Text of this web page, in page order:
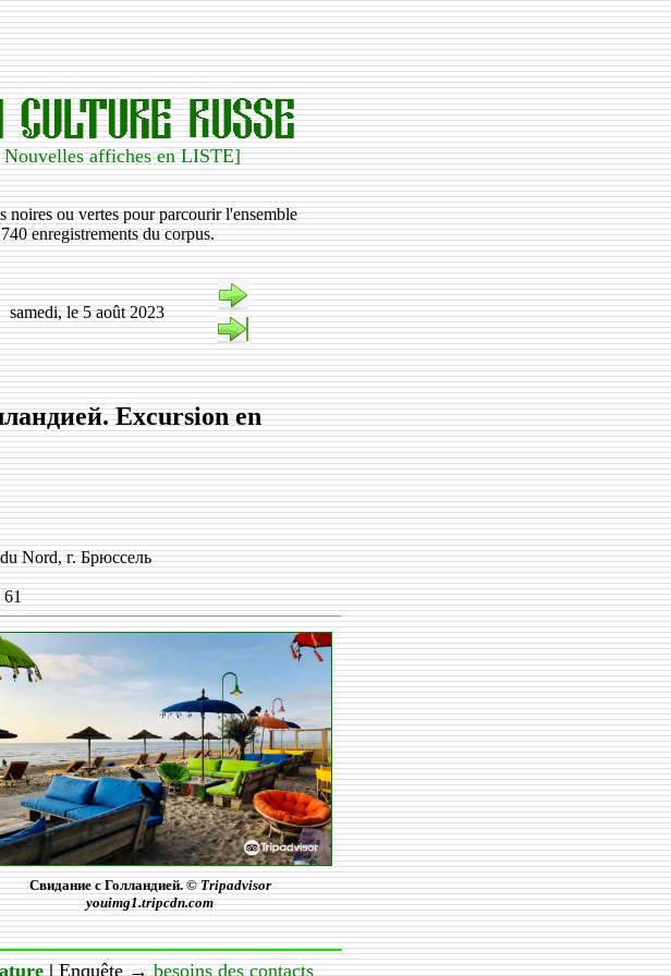
affiches en LISTE]
noires ou vertes pour parcourir l'ensemble
enregistrements du corpus.
samedi, le 5 août 2023
Excursion en
Nord, г. Брюссель
61
Свидание с Голландией.© Tripadvisor
youimg1.tripcdn.com
|Enquête →besoins des contacts